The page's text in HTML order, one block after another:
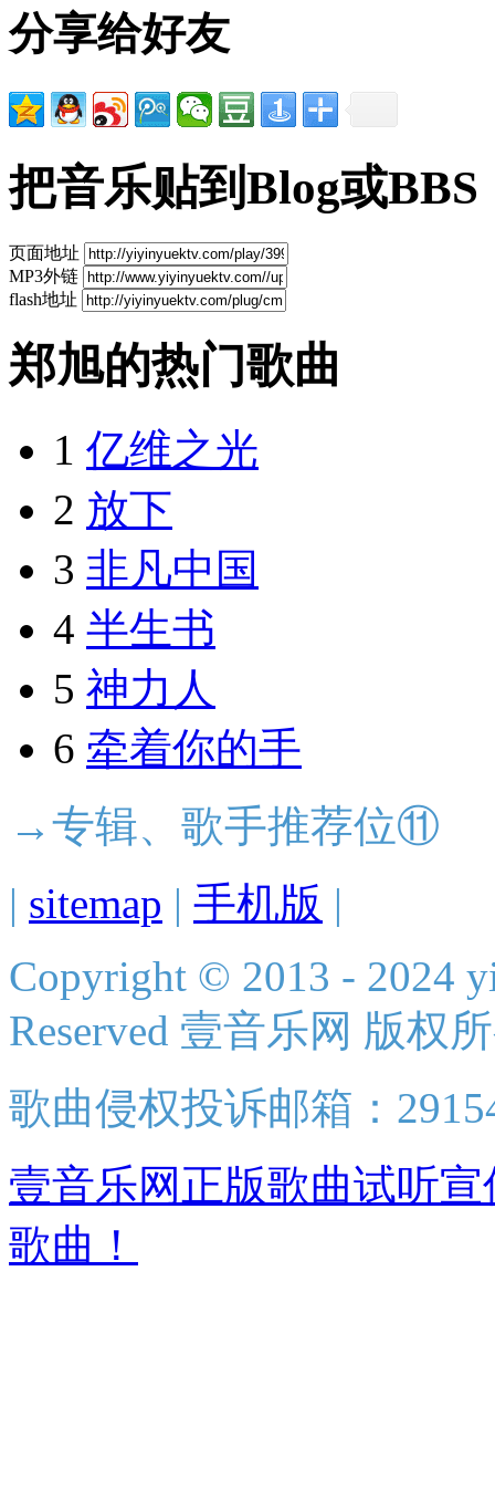
分享给好友
把音乐贴到Blog或BBS
页面地址
MP3外链
flash地址
郑旭的热门歌曲
1 亿维之光
2 放下
3 非凡中国
4 半生书
5 神力人
6 牵着你的手
→专辑、歌手推荐位⑪
| sitemap | 手机版 |
Copyright © 2013 - 2024
Reserved 壹音乐网 版权
歌曲侵权投诉邮箱：
壹音乐网正版歌曲试听
歌曲！